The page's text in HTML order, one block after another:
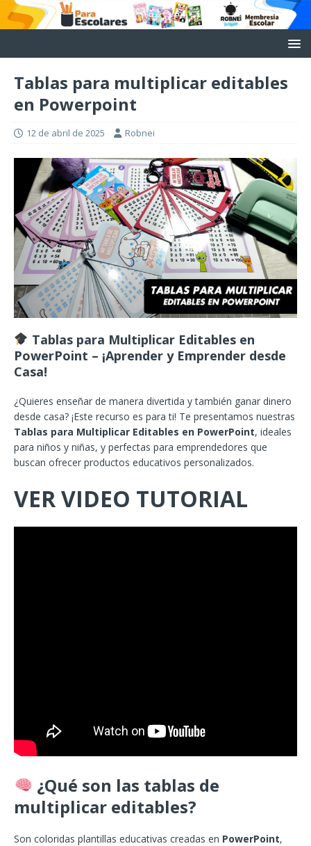
Tablas para multiplicar editables
en Powerpoint
12 de abril de 2025 Robnei
Tablas para Multiplicar Editables en
PowerPoint – ¡Aprender y Emprender desde
Casa!
¿Quieres enseñar de manera divertida y también ganar dinero
desde casa? ¡Este recurso es para ti! Te presentamos nuestras
Tablas para Multiplicar Editables en PowerPoint, ideales
para niños y niñas, y perfectas para emprendedores que
buscan ofrecer productos educativos personalizados.
VER VIDEO TUTORIAL
¿Qué son las tablas de
multiplicar editables?
Son coloridas plantillas educativas creadas en PowerPoint,